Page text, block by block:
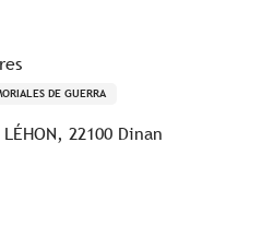
DE GUERRA
22100 Dinan